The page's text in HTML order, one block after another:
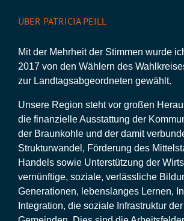
ÜBER PATRICIA PEILL
Mit der Mehrheit der Stimmen wurde
2017 von den Wählern des
zur Landtagsabgeordneten gewählt.
Unsere Region steht vor großen
die finanzielle Ausstattung der
der Braunkohle und der damit
Strukturwandel, Förderung des
Handels sowie Unterstützung der
vernünftige, soziale, verlässliche
Generationen, lebenslanges Lernen,
Integration, die soziale Infrastruktur